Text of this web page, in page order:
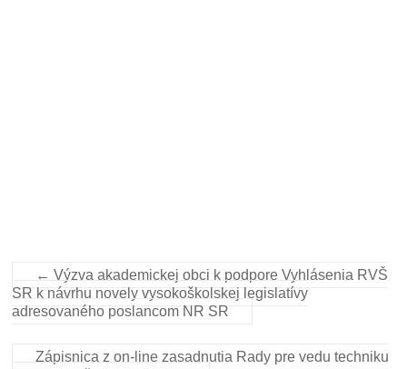
← Výzva akademickej obci k podpore Vyhlásenia RVŠ
SR k návrhu novely vysokoškolskej legislatívy
adresovaného poslancom NR SR
Zápisnica z on-line zasadnutia Rady pre vedu techniku